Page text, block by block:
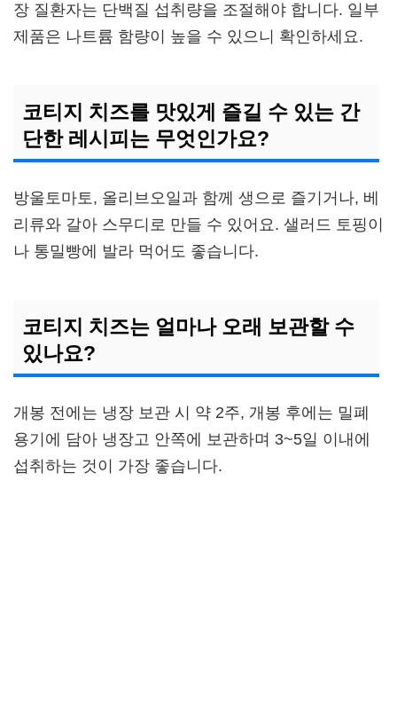
장 질환자는 단백질 섭취량을 조절해야 합니다. 일부
제품은 나트륨 함량이 높을 수 있으니 확인하세요.
코티지 치즈를 맛있게 즐길 수 있는 간
단한 레시피는 무엇인가요?
방울토마토, 올리브오일과 함께 생으로 즐기거나, 베
리류와 갈아 스무디로 만들 수 있어요. 샐러드 토핑이
나 통밀빵에 발라 먹어도 좋습니다.
코티지 치즈는 얼마나 오래 보관할 수
있나요?
개봉 전에는 냉장 보관 시 약 2주, 개봉 후에는 밀폐
용기에 담아 냉장고 안쪽에 보관하며 3~5일 이내에
섭취하는 것이 가장 좋습니다.